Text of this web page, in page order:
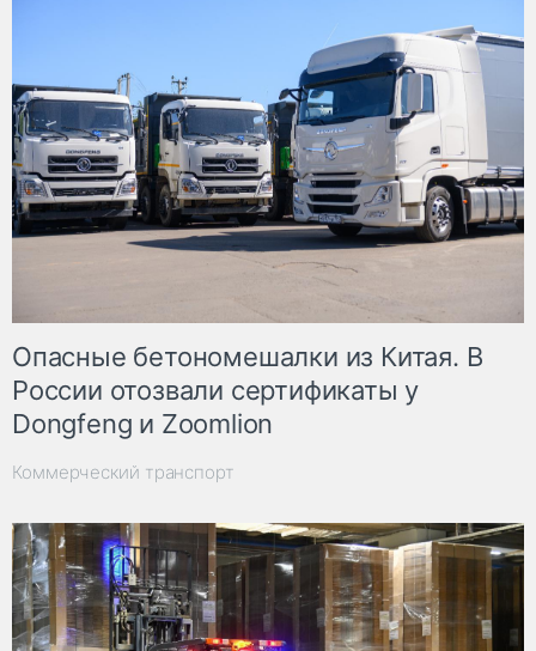
Опасные бетономешалки из Китая. В
России отозвали сертификаты у
Dongfeng и Zoomlion
Коммерческий транспорт